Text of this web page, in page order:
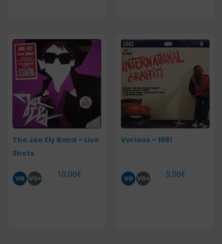
The Joe Ely Band – Live
Shots
10,00€
Various – 1961
5,00€